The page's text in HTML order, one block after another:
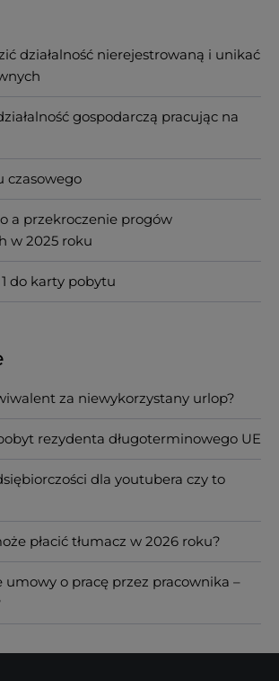
działalność nierejestrowaną i unikać
gospodarczą pracując na
czasowego
a przekroczenie progów
w 2025 roku
do karty pobytu
za niewykorzystany urlop?
rezydenta długoterminowego UE
dla youtubera czy to
płacić tłumacz w 2026 roku?
o pracę przez pracownika –